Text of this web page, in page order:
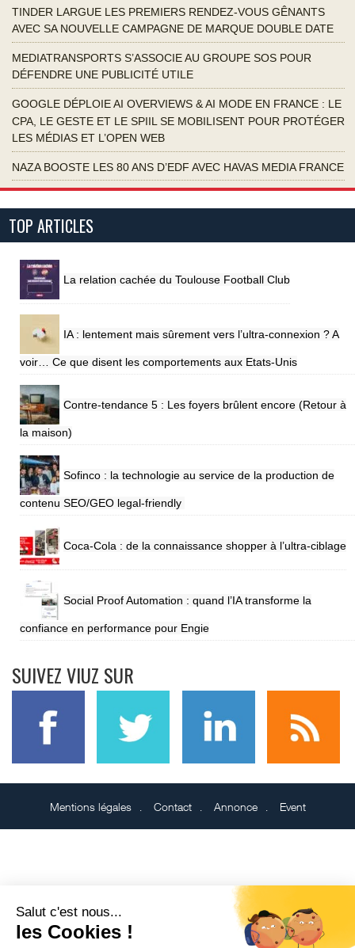
Salut c'est nous...
les Cookies !
TINDER LARGUE LES PREMIERS RENDEZ-VOUS GÊNANTS
AVEC SA NOUVELLE CAMPAGNE DE MARQUE DOUBLE DATE
MEDIATRANSPORTS S’ASSOCIE AU GROUPE SOS POUR
DÉFENDRE UNE PUBLICITÉ UTILE
GOOGLE DÉPLOIE AI OVERVIEWS & AI MODE EN FRANCE : LE
CPA, LE GESTE ET LE SPIIL SE MOBILISENT POUR PROTÉGER
LES MÉDIAS ET L’OPEN WEB
NAZA BOOSTE LES 80 ANS D’EDF AVEC HAVAS MEDIA FRANCE
TOP ARTICLES
La relation cachée du Toulouse Football Club
IA : lentement mais sûrement vers l’ultra-connexion ? A
voir… Ce que disent les comportements aux Etats-Unis
Contre-tendance 5 : Les foyers brûlent encore (Retour à
la maison)
Sofinco : la technologie au service de la production de
contenu SEO/GEO legal-friendly
Coca-Cola : de la connaissance shopper à l’ultra-ciblage
Social Proof Automation : quand l’IA transforme la
confiance en performance pour Engie
SUIVEZ VIUZ SUR
Mentions légales Contact Annonce Event